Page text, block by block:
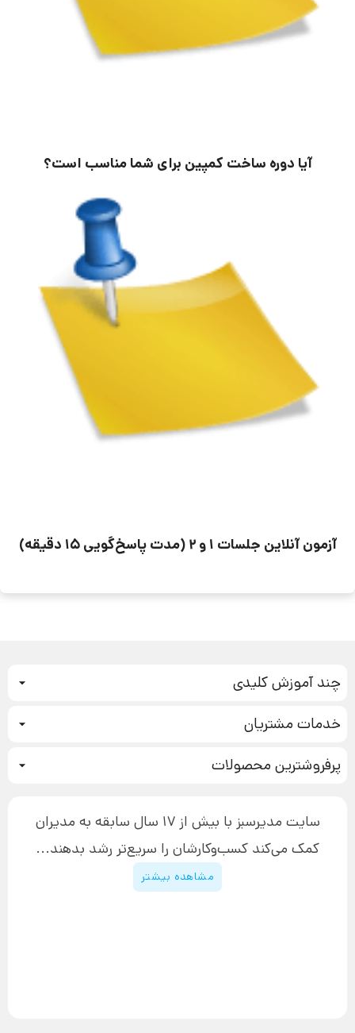
آیا دوره ساخت کمپین برای شما مناسب است؟
آزمون آنلاین جلسات ۱ و 2 (مدت پاسخ‌گویی ۱۵ دقیقه)
چند آموزش کلیدی
بازاریابی عصبی
تبلیغ نویسی
افزایش عملکرد
چگونه کتاب بنویسیم
دوره اینستاگرام
خدمات مشتریان
آموزش دسترسی به دانلود فایل‌ها
پیگیری سفارش
پشتیبانی
قوانین و مقررات سایت
پرفروشترین محصولاتدوره جدید سیستم سازی
سایت مدیرسبز با بیش از 17 سال سابقه به مدیران
کمک می‌کند کسب‌و‌کارشان را سریع‌تر رشد بدهند...
مشاهده بیشتر